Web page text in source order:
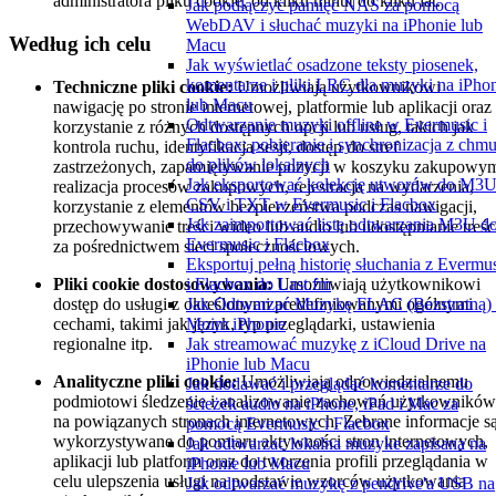
Jak podłączyć pamięć NAS za pomocą
WebDAV i słuchać muzyki na iPhonie lub
Macu
Jak wyświetlać osadzone teksty piosenek,
komentarze i pliki LRC dla muzyki na
lub Macu
Odtwarzanie muzyki offline w Evermusic i
Flacbox: pobieranie i synchronizacja z
do plików lokalnych
Jak eksportować kolekcję utworów do
CSV i TXT w Evermusic i Flacbox
Jak zaimportować listę odtwarzania M3U
Evermusic i Flacbox
Eksportuj pełną historię słuchania z
i Flacbox do Last.fm
Jak Odtwarzać Muzykę FLAC (Bezstratną)
Moim iPhonie
Jak streamować muzykę z iCloud Drive na
iPhonie lub Macu
Jak dodawać i przeglądać komentarze do
ścieżek audio na iPhone, iPad i Mac za
pomocą Evermusic i Flacbox
Jak odtwarzac lokalna muzyke zapisana na
iPhonie lub Macu
Jak odtwarzać muzykę z pendrive'a USB na
Według ich celu
Techniczne pliki cookie:Umożliwiają użytkownikowi
nawigację po stronie internetowej, platformie lub aplikacji oraz
korzystanie z różnych dostępnych opcji lub usług, takich jak
kontrola ruchu, identyfikacja sesji, dostęp do stref
zastrzeżonych, zapamiętywanie pozycji w koszyku
realizacja procesów zakupowych, rejestracja na wydarzenia,
korzystanie z elementów bezpieczeństwa podczas nawigacji,
przechowywanie treści wideo lub audio lub udostępnianie
za pośrednictwem sieci społecznościowych.
Pliki cookie dostosowywania:Umożliwiają użytkownikowi
dostęp do usługi z określonymi predefiniowanymi ogólnymi
cechami, takimi jak język, typ przeglądarki, ustawienia
regionalne itp.
Analityczne pliki cookie:Umożliwiają odpowiedzialnemu
podmiotowi śledzenie i analizowanie zachowań użytkowników
na powiązanych stronach internetowych. Zebrane informacje
wykorzystywane do pomiaru aktywności stron internetowych,
aplikacji lub platform oraz do tworzenia profili przeglądania w
celu ulepszenia usługi na podstawie wzorców użytkowania